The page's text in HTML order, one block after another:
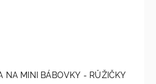
NA MINI BÁBOVKY - RŮŽIČKY